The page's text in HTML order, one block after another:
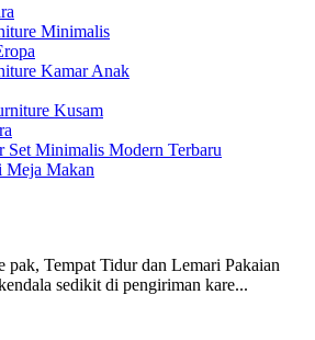
Minimalis
Kamar Anak
Kusam
Set Minimalis Modern Terbaru
Meja Makan
pak, Tempat Tidur dan Lemari Pakaian
sedikit di pengiriman kare...